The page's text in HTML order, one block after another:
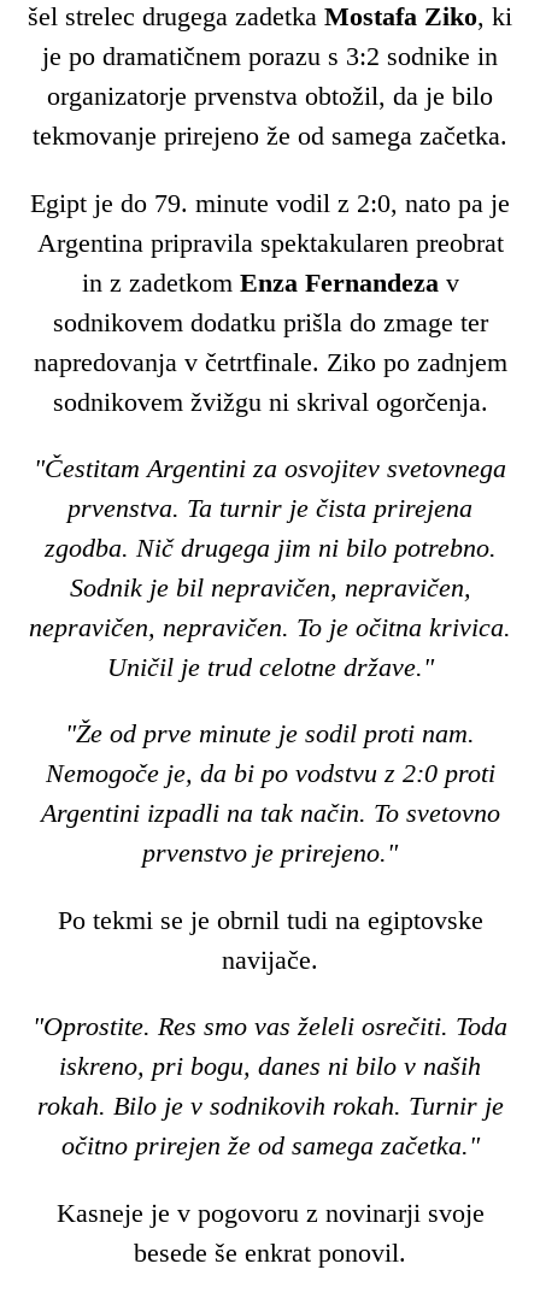
šel strelec drugega zadetka Mostafa Ziko, ki
je po dramatičnem porazu s 3:2 sodnike in
organizatorje prvenstva obtožil, da je bilo
tekmovanje prirejeno že od samega začetka.
Egipt je do 79. minute vodil z 2:0, nato pa je
Argentina pripravila spektakularen preobrat
in z zadetkom Enza Fernandeza v
sodnikovem dodatku prišla do zmage ter
napredovanja v četrtfinale. Ziko po zadnjem
sodnikovem žvižgu ni skrival ogorčenja.
"Čestitam Argentini za osvojitev svetovnega
prvenstva. Ta turnir je čista prirejena
zgodba. Nič drugega jim ni bilo potrebno.
Sodnik je bil nepravičen, nepravičen,
nepravičen, nepravičen. To je očitna krivica.
Uničil je trud celotne države."
"Že od prve minute je sodil proti nam.
Nemogoče je, da bi po vodstvu z 2:0 proti
Argentini izpadli na tak način. To svetovno
prvenstvo je prirejeno."
Po tekmi se je obrnil tudi na egiptovske
navijače.
"Oprostite. Res smo vas želeli osrečiti. Toda
iskreno, pri bogu, danes ni bilo v naših
rokah. Bilo je v sodnikovih rokah. Turnir je
očitno prirejen že od samega začetka."
Kasneje je v pogovoru z novinarji svoje
besede še enkrat ponovil.